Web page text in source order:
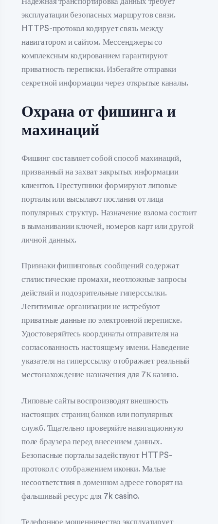
эксплуатации безопасных маршрутов связи.
HTTPS-протокол кодирует связь между
навигатором и сайтом. Мессенджеры со
комплексным кодированием гарантируют
приватность переписки. Избегайте отправки
секретной информации через открытые каналы.
Охрана от фишинга и
махинаций
Фишинг составляет собой способ махинаций,
призванный на захват закрытых информации
клиентов. Преступники формируют липовые
порталы или высылают послания от лица
популярных структур. Назначение взлома состоит
в выманивании ключей, номеров карт или другой
личной данных.
Признаки фишинговых сообщений содержат
стилистические промахи, неотложные запросы
действий и подозрительные гиперссылки.
Легитимные организации не истребуют
приватные данные по электронной переписке.
Удостоверяйтесь координаты отправителя на
согласованность настоящему имени. Наведение
указателя на гиперссылку отображает реальный
местонахождение назначения для 7К казино.
Липовые сайты воспроизводят внешность
настоящих страниц банков или популярных
служб. Тщательно проверяйте навигационную
поле браузера перед внесением данных.
Безопасные порталы задействуют HTTPS-
протокол с отображением иконки. Малые
несоответствия в доменном адресе говорят на
фальшивый ресурс для 7k casino.
Телефонное мошенничество эксплуатирует